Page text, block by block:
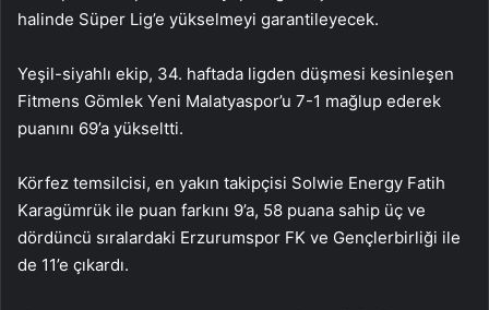
halinde Süper Lig’e yükselmeyi garantileyecek.
Yeşil-siyahlı ekip, 34. haftada ligden düşmesi kesinleşen
Fitmens Gömlek Yeni Malatyaspor’u 7-1 mağlup ederek
puanını 69’a yükseltti.
Körfez temsilcisi, en yakın takipçisi Solwie Energy Fatih
Karagümrük ile puan farkını 9’a, 58 puana sahip üç ve
dördüncü sıralardaki Erzurumspor FK ve Gençlerbirliği ile
de 11’e çıkardı.